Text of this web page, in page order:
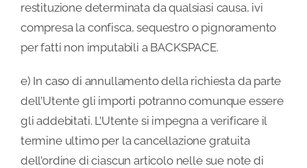
restituzione determinata da qualsiasi causa, ivi
compresa la confisca, sequestro o pignoramento
per fatti non imputabili a BACKSPACE.
e) In caso di annullamento della richiesta da parte
dell’Utente gli importi potranno comunque essere
gli addebitati. L’Utente si impegna a verificare il
termine ultimo per la cancellazione gratuita
dell’ordine di ciascun articolo nelle sue note di